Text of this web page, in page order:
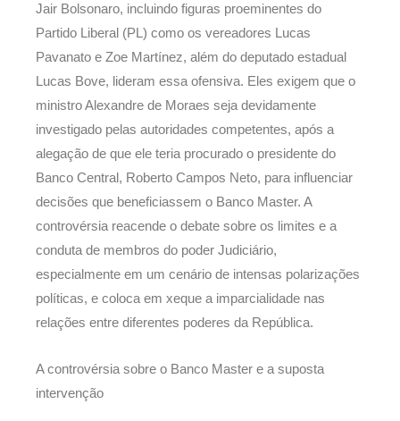
Jair Bolsonaro, incluindo figuras proeminentes do
Partido Liberal (PL) como os vereadores Lucas
Pavanato e Zoe Martínez, além do deputado estadual
Lucas Bove, lideram essa ofensiva. Eles exigem que o
ministro Alexandre de Moraes seja devidamente
investigado pelas autoridades competentes, após a
alegação de que ele teria procurado o presidente do
Banco Central, Roberto Campos Neto, para influenciar
decisões que beneficiassem o Banco Master. A
controvérsia reacende o debate sobre os limites e a
conduta de membros do poder Judiciário,
especialmente em um cenário de intensas polarizações
políticas, e coloca em xeque a imparcialidade nas
relações entre diferentes poderes da República.
A controvérsia sobre o Banco Master e a suposta
intervenção